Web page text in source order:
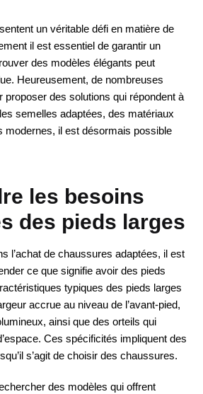
un véritable défi en matière de
il est essentiel de garantir un
des modèles élégants peut
Heureusement, de nombreuses
proposer des solutions qui répondent à
semelles adaptées, des matériaux
modernes, il est désormais possible
les besoins
des pieds larges
l’achat de chaussures adaptées, il est
ce que signifie avoir des pieds
typiques des pieds larges
accrue au niveau de l’avant-pied,
ainsi que des orteils qui
Ces spécificités impliquent des
s’agit de choisir des chaussures.
des modèles qui offrent